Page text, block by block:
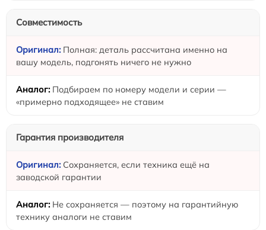
Совместимость
Полная: деталь рассчитана именно на
вашу модель, подгонять ничего не нужно
Подбираем по номеру модели и серии —
«примерно подходящее» не ставим
Гарантия производителя
Сохраняется, если техника ещё на
заводской гарантии
Не сохраняется — поэтому на гарантийную
технику аналоги не ставим